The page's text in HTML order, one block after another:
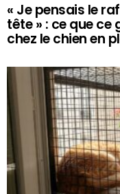
« Je pensais le
tête » : ce que
chez le chien en